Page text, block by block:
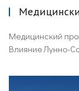
Медицинский
Влияние Лунно-